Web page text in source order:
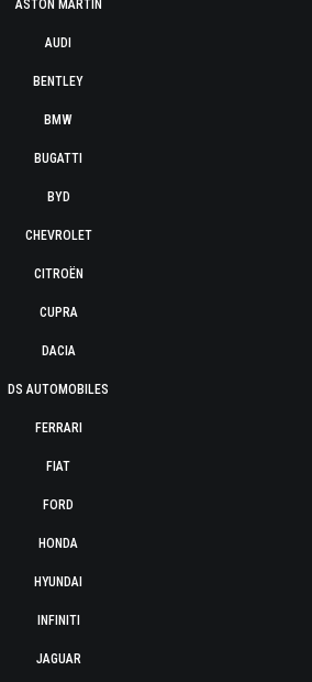
ASTON MARTIN
AUDI
BENTLEY
BMW
BUGATTI
BYD
CHEVROLET
CITROËN
CUPRA
DACIA
DS AUTOMOBILES
FERRARI
FIAT
FORD
HONDA
HYUNDAI
INFINITI
JAGUAR